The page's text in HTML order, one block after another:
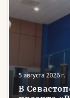
5 августа 2026 г.
В